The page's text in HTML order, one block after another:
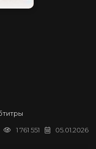
05.01.2026
1 761 551